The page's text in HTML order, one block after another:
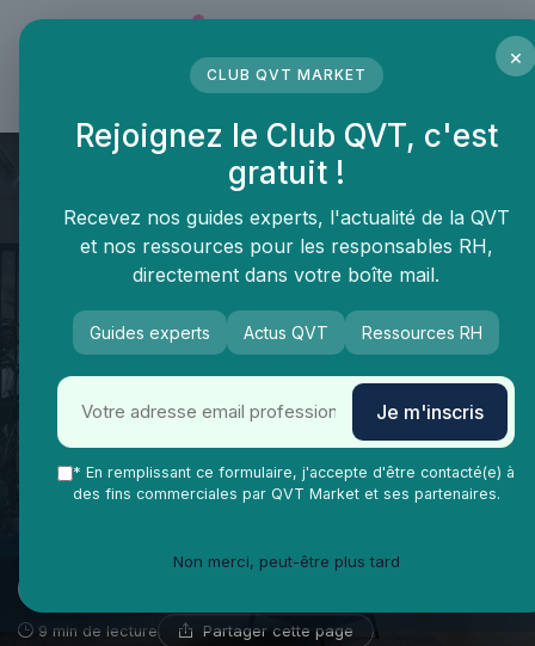
QVT Market Enjeux dans la QVT Bien-être employés
Améliorer la qualité de vie au
travail au sein du comité social
et économique de Pôle emploi
9 min de lecture Partager cette page
×
CLUB QVT MARKET
Rejoignez le Club QVT, c'est
gratuit !
Recevez nos guides experts, l'actualité de la QVT
et nos ressources pour les responsables RH,
directement dans votre boîte mail.
Guides experts Actus QVT Ressources RH
Je m'inscris
* En remplissant ce formulaire, j'accepte d'être contacté(e) à
des fins commerciales par QVT Market et ses partenaires.
Non merci, peut-être plus tard
Panneau de gestion des cookies